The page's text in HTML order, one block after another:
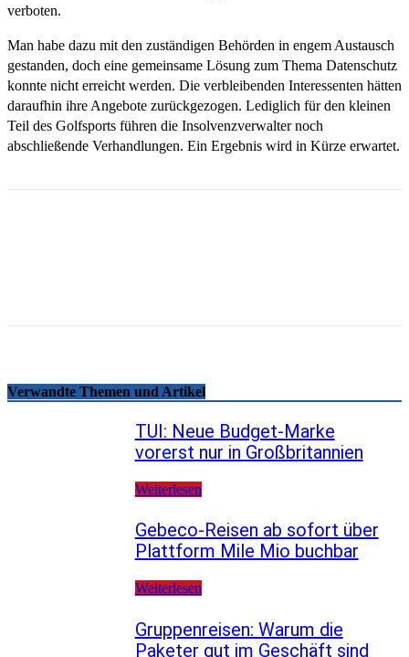
verboten.
Man habe dazu mit den zuständigen Behörden in engem Austausch
gestanden, doch eine gemeinsame Lösung zum Thema Datenschutz
konnte nicht erreicht werden. Die verbleibenden Interessenten hätten
daraufhin ihre Angebote zurückgezogen. Lediglich für den kleinen
Teil des Golfsports führen die Insolvenzverwalter noch
abschließende Verhandlungen. Ein Ergebnis wird in Kürze erwartet.
Verwandte Themen und Artikel
TUI: Neue Budget-Marke
vorerst nur in Großbritannien
Weiterlesen
Gebeco-Reisen ab sofort über
Plattform Mile Mio buchbar
Weiterlesen
Gruppenreisen: Warum die
Paketer gut im Geschäft sind